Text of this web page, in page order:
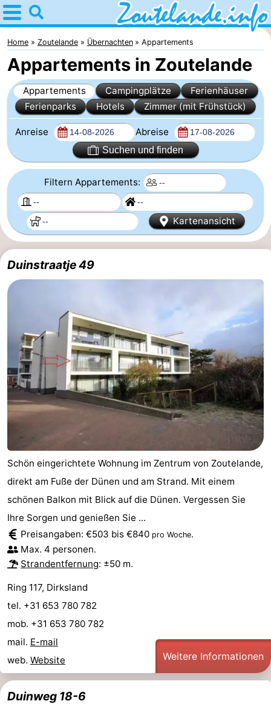
Home
Zoutelande
Tipps
Für
kindern
Webcam
Webcam
Langstraat
Webcam
Strand
Übernachten
Appartements
-
Aparthotel
-
Duinoord
Duinweg
-
Kurhaus
Residentie
Soutelande
Campingplätze
Ferienhäuser
-
De
Zandput
-
Duinzicht
-
Joossesweg
-
Kustlicht
-
Meerpaal
Strandcamping
Valkenisse
-
Zee,
Bos
Hotels
Zimmer
Home Zoutelande Übernachten Appartements
Appartements in Zoutelande
Appartements Campingplätze
Ferienhäuser
Ferienparks
Hotels Zimmer (mit Frühstück)
Anreise Abreise
Suchen und finden
Filtern Appartements:
Kartenansicht
Duinstraatje 49
Schön eingerichtete Wohnung im Zentrum von Zoutelande,
direkt am Fuße der Dünen und am Strand. Mit einem
schönen Balkon mit Blick auf die Dünen. Vergessen Sie
Ihre Sorgen und genießen Sie ...
Preisangaben: €503 bis €840 pro Woche.
Max. 4 personen.
Strandentfernung: ±50 m.
Ring 117, Dirksland
tel. +31 653 780 782
mob. +31 653 780 782
mail. E-mail
web. Website Weitere Informationen
Duinweg 18-6